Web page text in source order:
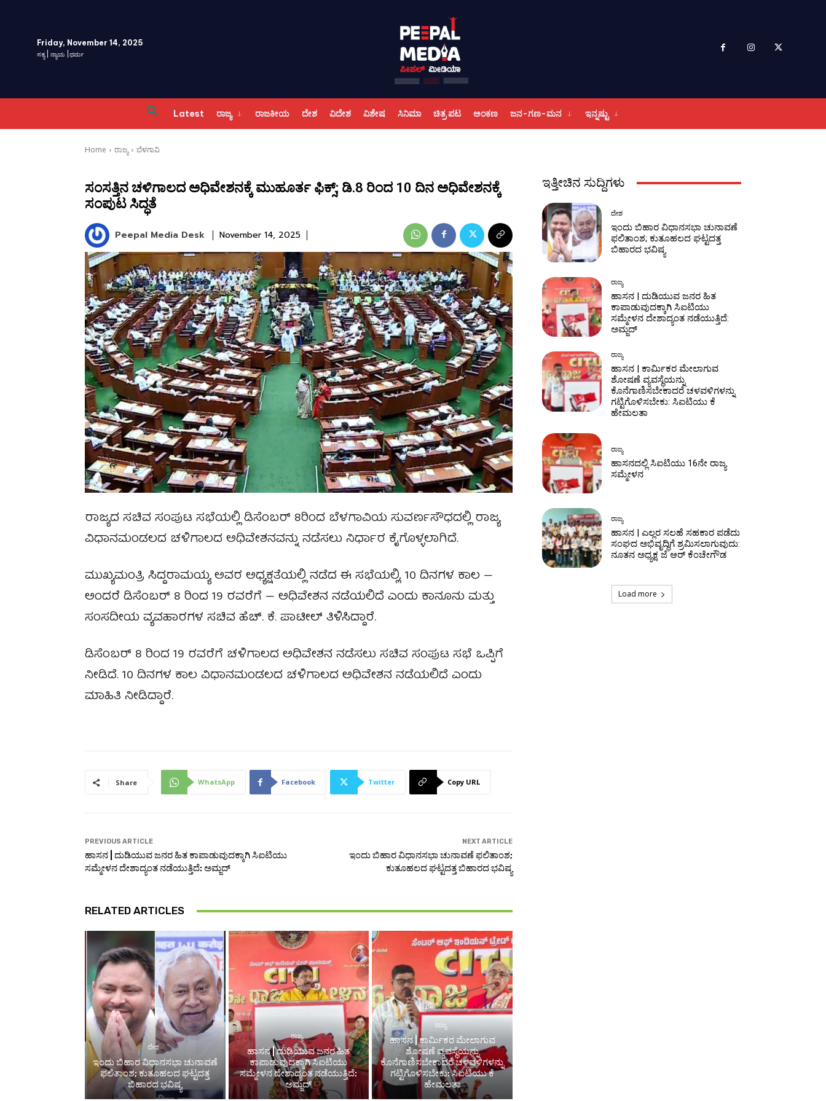
Friday, November 14, 2025
ಸತ್ಯ | ನ್ಯಾಯ |ಧರ್ಮ
Latest ರಾಜ್ಯ ರಾಜಕೀಯ ದೇಶ ವಿದೇಶ ವಿಶೇಷ ಸಿನಿಮಾ ಚಿತ್ರ ಪಟ ಅಂಕಣ ಜನ-ಗಣ-ಮನ ಇನ್ನಷ್ಟು
Home ರಾಜ್ಯ ಬೆಳಗಾವಿ
ಸಂಸತ್ತಿನ ಚಳಿಗಾಲದ ಅಧಿವೇಶನಕ್ಕೆ ಮುಹೂರ್ತ ಫಿಕ್ಸ್; ಡಿ.8 ರಿಂದ 10 ದಿನ ಅಧಿವೇಶನಕ್ಕೆ
ಸಂಪುಟ ಸಿದ್ಧತೆ
Peepal Media Desk November 14, 2025
ರಾಜ್ಯದ ಸಚಿವ ಸಂಪುಟ ಸಭೆಯಲ್ಲಿ ಡಿಸೆಂಬರ್ 8ರಿಂದ ಬೆಳಗಾವಿಯ ಸುವರ್ಣಸೌಧದಲ್ಲಿ ರಾಜ್ಯ
ವಿಧಾನಮಂಡಲದ ಚಳಿಗಾಲದ ಅಧಿವೇಶನವನ್ನು ನಡೆಸಲು ನಿರ್ಧಾರ ಕೈಗೊಳ್ಳಲಾಗಿದೆ.
ಮುಖ್ಯಮಂತ್ರಿ ಸಿದ್ದರಾಮಯ್ಯ ಅವರ ಅಧ್ಯಕ್ಷತೆಯಲ್ಲಿ ನಡೆದ ಈ ಸಭೆಯಲ್ಲಿ, 10 ದಿನಗಳ ಕಾಲ —
ಅಂದರೆ ಡಿಸೆಂಬರ್ 8 ರಿಂದ 19 ರವರೆಗೆ — ಅಧಿವೇಶನ ನಡೆಯಲಿದೆ ಎಂದು ಕಾನೂನು ಮತ್ತು
ಸಂಸದೀಯ ವ್ಯವಹಾರಗಳ ಸಚಿವ ಹೆಚ್. ಕೆ. ಪಾಟೀಲ್ ತಿಳಿಸಿದ್ದಾರೆ.
ಡಿಸೆಂಬರ್ 8 ರಿಂದ 19 ರವರೆಗೆ ಚಳಿಗಾಲದ ಅಧಿವೇಶನ ನಡೆಸಲು ಸಚಿವ ಸಂಪುಟ ಸಭೆ ಒಪ್ಪಿಗೆ
ನೀಡಿದೆ. 10 ದಿನಗಳ ಕಾಲ ವಿಧಾನಮಂಡಲದ ಚಳಿಗಾಲದ ಅಧಿವೇಶನ ನಡೆಯಲಿದೆ ಎಂದು
ಮಾಹಿತಿ ನೀಡಿದ್ದಾರೆ.
Share WhatsApp Facebook Twitter Copy URL
PREVIOUS ARTICLE
ಹಾಸನ | ದುಡಿಯುವ ಜನರ ಹಿತ ಕಾಪಾಡುವುದಕ್ಕಾಗಿ ಸಿಐಟಿಯು
ಸಮ್ಮೇಳನ ದೇಶಾದ್ಯಂತ ನಡೆಯುತ್ತಿದೆ: ಅಮ್ಜದ್‌
NEXT ARTICLE
ಇಂದು ಬಿಹಾರ ವಿಧಾನಸಭಾ ಚುನಾವಣೆ ಫಲಿತಾಂಶ;
ಕುತೂಹಲದ ಘಟ್ಟದತ್ತ ಬಿಹಾರದ ಭವಿಷ್ಯ
RELATED ARTICLES
ದೇಶ
ಇಂದು ಬಿಹಾರ ವಿಧಾನಸಭಾ ಚುನಾವಣೆ
ಫಲಿತಾಂಶ; ಕುತೂಹಲದ ಘಟ್ಟದತ್ತ
ಬಿಹಾರದ ಭವಿಷ್ಯ
ರಾಜ್ಯ
ಹಾಸನ | ದುಡಿಯುವ ಜನರ ಹಿತ
ಕಾಪಾಡುವುದಕ್ಕಾಗಿ ಸಿಐಟಿಯು
ಸಮ್ಮೇಳನ ದೇಶಾದ್ಯಂತ ನಡೆಯುತ್ತಿದೆ:
ಅಮ್ಜದ್‌
ರಾಜ್ಯ
ಹಾಸನ | ಕಾರ್ಮಿಕರ ಮೇಲಾಗುವ
ಶೋಷಣೆ ವ್ಯವಸ್ಥೆಯನ್ನು
ಕೊನೆಗಾಣಿಸಬೇಕಾದರೆ ಚಳವಳಿಗಳನ್ನು
ಗಟ್ಟಿಗೊಳಿಸಬೇಕು: ಸಿಐಟಿಯು ಕೆ
ಹೇಮಲತಾ
ಇತ್ತೀಚಿನ ಸುದ್ದಿಗಳು
ದೇಶ
ಇಂದು ಬಿಹಾರ ವಿಧಾನಸಭಾ ಚುನಾವಣೆ
ಫಲಿತಾಂಶ; ಕುತೂಹಲದ ಘಟ್ಟದತ್ತ
ಬಿಹಾರದ ಭವಿಷ್ಯ
ರಾಜ್ಯ
ಹಾಸನ | ದುಡಿಯುವ ಜನರ ಹಿತ
ಕಾಪಾಡುವುದಕ್ಕಾಗಿ ಸಿಐಟಿಯು
ಸಮ್ಮೇಳನ ದೇಶಾದ್ಯಂತ ನಡೆಯುತ್ತಿದೆ:
ಅಮ್ಜದ್‌
ರಾಜ್ಯ
ಹಾಸನ | ಕಾರ್ಮಿಕರ ಮೇಲಾಗುವ
ಶೋಷಣೆ ವ್ಯವಸ್ಥೆಯನ್ನು
ಕೊನೆಗಾಣಿಸಬೇಕಾದರೆ ಚಳವಳಿಗಳನ್ನು
ಗಟ್ಟಿಗೊಳಿಸಬೇಕು: ಸಿಐಟಿಯು ಕೆ
ಹೇಮಲತಾ
ರಾಜ್ಯ
ಹಾಸನದಲ್ಲಿ ಸಿಐಟಿಯು 16ನೇ ರಾಜ್ಯ
ಸಮ್ಮೇಳನ
ರಾಜ್ಯ
ಹಾಸನ | ಎಲ್ಲರ ಸಲಹೆ‌ ಸಹಕಾರ ಪಡೆದು
ಸಂಘದ ಅಭಿವೃದ್ಧಿಗೆ ಶ್ರಮಿಸಲಾಗುವುದು:
ನೂತನ ಅಧ್ಯಕ್ಷ ಜೆ ಆರ್‌ ಕೆಂಚೇಗೌಡ
Load more